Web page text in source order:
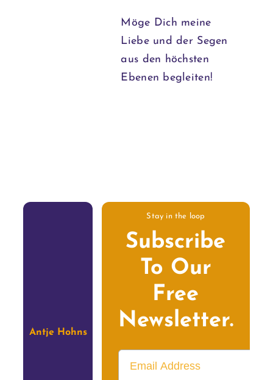
Möge Dich meine
Liebe und der Segen
aus den höchsten
Ebenen begleiten!
Antje Hohns
Stay in the loop
Subscribe
To Our
Free
Newsletter.